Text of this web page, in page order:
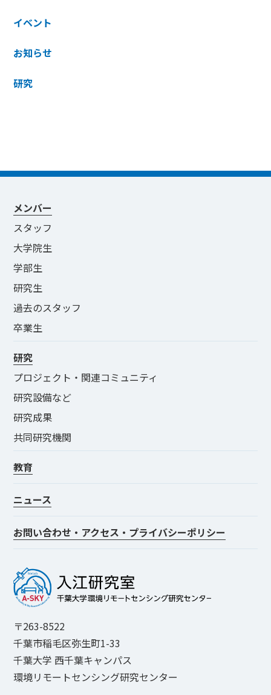
イベント
お知らせ
研究
〒263-8522
千葉市稲毛区弥生町1-33
千葉大学 西千葉キャンパス
環境リモートセンシング研究センター
メンバー
スタッフ
大学院生
学部生
研究生
過去のスタッフ
卒業生
研究
プロジェクト・関連コミュニティ
研究設備など
研究成果
共同研究機関
教育
ニュース
お問い合わせ・アクセス・プライバシーポリシー